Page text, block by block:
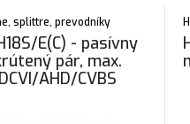
splittre, prevodníky
E(C) - pasívny
pár, max.
AHD/CVBS